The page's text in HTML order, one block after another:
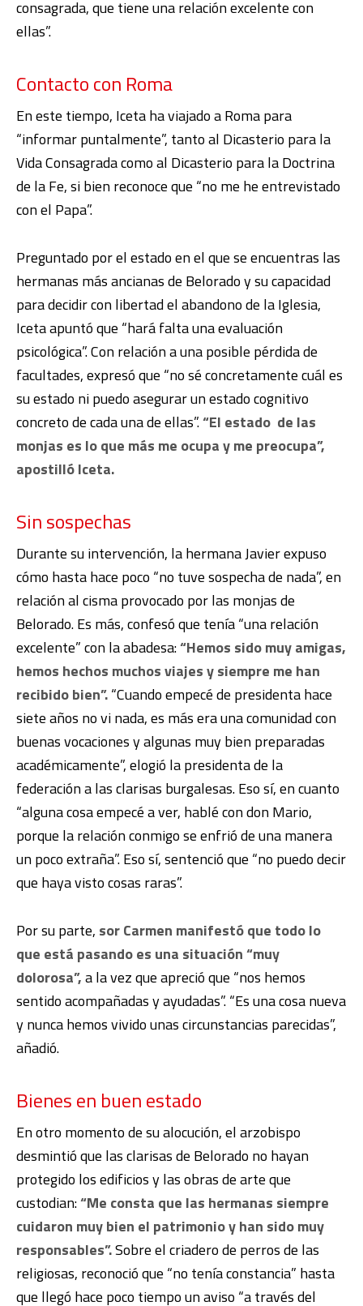
consagrada, que tiene una relación excelente con
ellas”.
Contacto con Roma
En este tiempo, Iceta ha viajado a Roma para
“informar puntalmente”, tanto al Dicasterio para la
Vida Consagrada como al Dicasterio para la Doctrina
de la Fe, si bien reconoce que “no me he entrevistado
con el Papa”.
Preguntado por el estado en el que se encuentras las
hermanas más ancianas de Belorado y su capacidad
para decidir con libertad el abandono de la Iglesia,
Iceta apuntó que “hará falta una evaluación
psicológica”. Con relación a una posible pérdida de
facultades, expresó que “no sé concretamente cuál es
su estado ni puedo asegurar un estado cognitivo
concreto de cada una de ellas”.“El estado de las
monjas es lo que más me ocupa y me preocupa”,
apostilló Iceta.
Sin sospechas
Durante su intervención, la hermana Javier expuso
cómo hasta hace poco “no tuve sospecha de nada”, en
relación al cisma provocado por las monjas de
Belorado. Es más, confesó que tenía “una relación
excelente” con la abadesa:“Hemos sido muy amigas,
hemos hechos muchos viajes y siempre me han
recibido bien”.“Cuando empecé de presidenta hace
siete años no vi nada, es más era una comunidad con
buenas vocaciones y algunas muy bien preparadas
académicamente”, elogió la presidenta de la
federación a las clarisas burgalesas. Eso sí, en cuanto
“alguna cosa empecé a ver, hablé con don Mario,
porque la relación conmigo se enfrió de una manera
un poco extraña”. Eso sí, sentenció que “no puedo decir
que haya visto cosas raras”.
Por su parte, sor Carmen manifestó que todo lo
que está pasando es una situación “muy
dolorosa”,a la vez que apreció que “nos hemos
sentido acompañadas y ayudadas”. “Es una cosa nueva
y nunca hemos vivido unas circunstancias parecidas”,
añadió.
Bienes en buen estado
En otro momento de su alocución, el arzobispo
desmintió que las clarisas de Belorado no hayan
protegido los edificios y las obras de arte que
custodian:“Me consta que las hermanas siempre
cuidaron muy bien el patrimonio y han sido muy
responsables”.Sobre el criadero de perros de las
religiosas, reconoció que “no tenía constancia” hasta
que llegó hace poco tiempo un aviso “a través del